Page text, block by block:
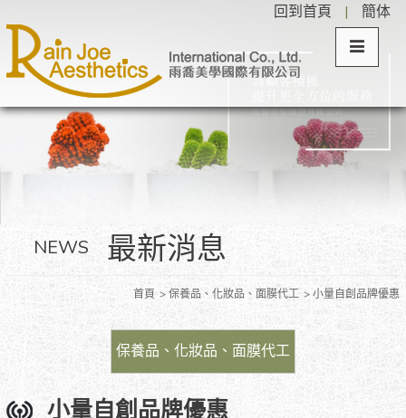
回到首頁 | 簡体
NEWS 最新消息
首頁 保養品、化妝品、面膜代工 小量自創品牌優惠
保養品、化妝品、面膜代工
小量自創品牌優惠